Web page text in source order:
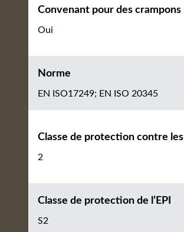
Convenant pour des crampons
Oui
Norme
EN ISO17249; EN ISO 20345
Classe de protection contre
2
Classe de protection de l’EPI
S2